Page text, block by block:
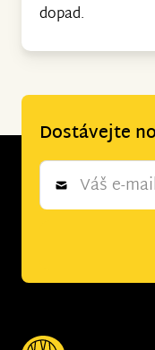
dopad.
Dostávejte
Newsletter